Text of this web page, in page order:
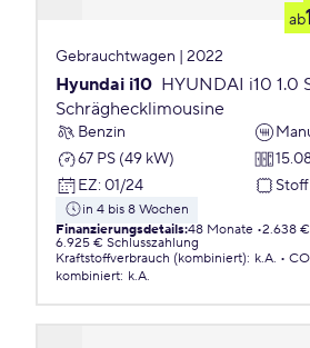
ab
Gebrauchtwagen | 2022
Hyundai i10 HYUNDAI i10 1.0
Schräghecklimousine
Benzin
67 PS (49 kW)
EZ: 01/24 Stoff
in 4 bis 8 Wochen
Finanzierungsdetails:48 Monate 2.638
6.925 € Schlusszahlung
Kraftstoffverbrauch (kombiniert): k.A.
kombiniert: k.A.